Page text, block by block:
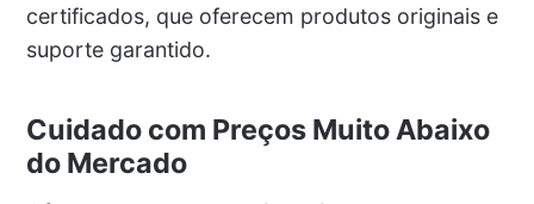
certificados, que oferecem produtos originais e
suporte garantido.
Cuidado com Preços Muito Abaixo
do Mercado